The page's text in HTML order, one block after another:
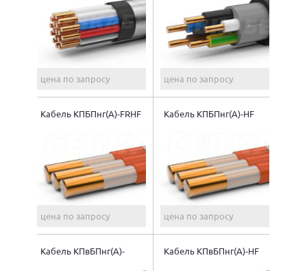
цена по запросу цена по запросу
Кабель КПБПнг(A)-FRHF
цена по запросу
Кабель КПБПнг(A)-HF
цена по запросу
Кабель КПвБПнг(A)-
Кабель КПвБПнг(A)-HF